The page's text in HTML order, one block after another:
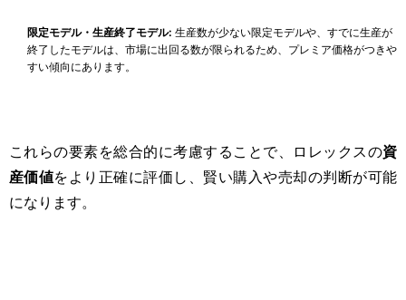
限定モデル・生産終了モデル: 生産数が少ない限定モデルや、すでに生産が
終了したモデルは、市場に出回る数が限られるため、プレミア価格がつきや
すい傾向にあります。
これらの要素を総合的に考慮することで、ロレックスの資
産価値をより正確に評価し、賢い購入や売却の判断が可能
になります。